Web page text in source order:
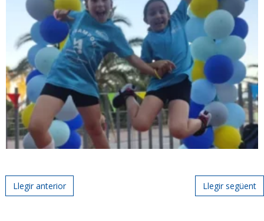
Post navigation
Llegir anterior Llegir següent